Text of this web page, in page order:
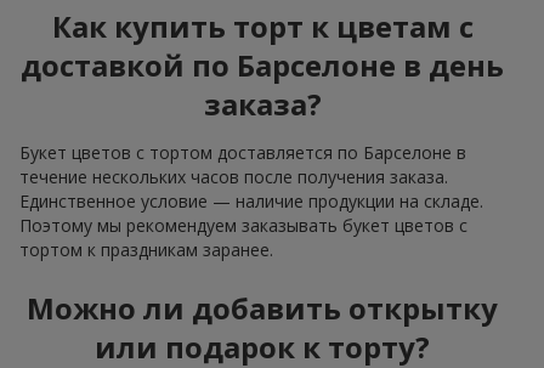
Как купить торт к цветам с
доставкой по Барселоне в день
заказа?
Букет цветов с тортом доставляется по Барселоне в
течение нескольких часов после получения заказа.
Единственное условие — наличие продукции на складе.
Поэтому мы рекомендуем заказывать букет цветов с
тортом к праздникам заранее.
Можно ли добавить открытку
или подарок к торту?